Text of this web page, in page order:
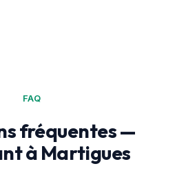
FAQ
fréquentes —
à Martigues